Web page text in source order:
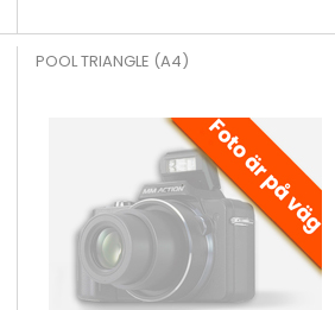
POOL TRIANGLE (A4)